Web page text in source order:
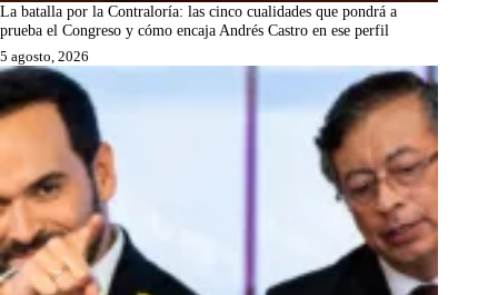
La batalla por la Contraloría: las cinco cualidades que pondrá a
prueba el Congreso y cómo encaja Andrés Castro en ese perfil
5 agosto, 2026